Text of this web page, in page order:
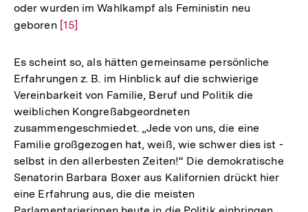
oder wurden im Wahlkampf als Feministin neu
geboren Zur
der
Fußnote
[15]
Es scheint so, als hätten gemeinsame persönliche
Erfahrungen z. B. im Hinblick auf die schwierige
Vereinbarkeit von Familie, Beruf und Politik die
weiblichen Kongreßabgeordneten
zusammengeschmiedet. „Jede von uns, die eine
Familie großgezogen hat, weiß, wie schwer dies ist -
selbst in den allerbesten Zeiten!“ Die demokratische
Senatorin Barbara Boxer aus Kalifornien drückt hier
eine Erfahrung aus, die die meisten